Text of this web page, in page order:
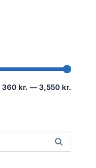
Min
Max
360 kr. — 3,550 kr.
Search